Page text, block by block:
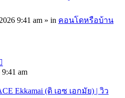
9:41 am » in คอนโดหรือบ้าน
am
Ekkamai (ดิ เอซ เอกมัย) | วิว